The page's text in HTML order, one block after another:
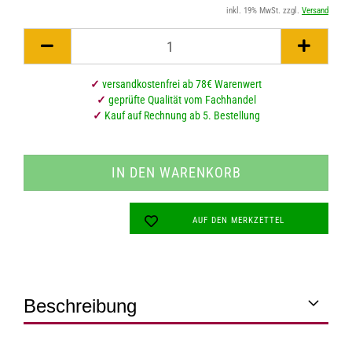
inkl. 19% MwSt. zzgl. Versand
✓ versandkostenfrei ab 78€ Warenwert
✓ geprüfte Qualität vom Fachhandel
✓ Kauf auf Rechnung ab 5. Bestellung
AUF DEN MERKZETTEL
Beschreibung